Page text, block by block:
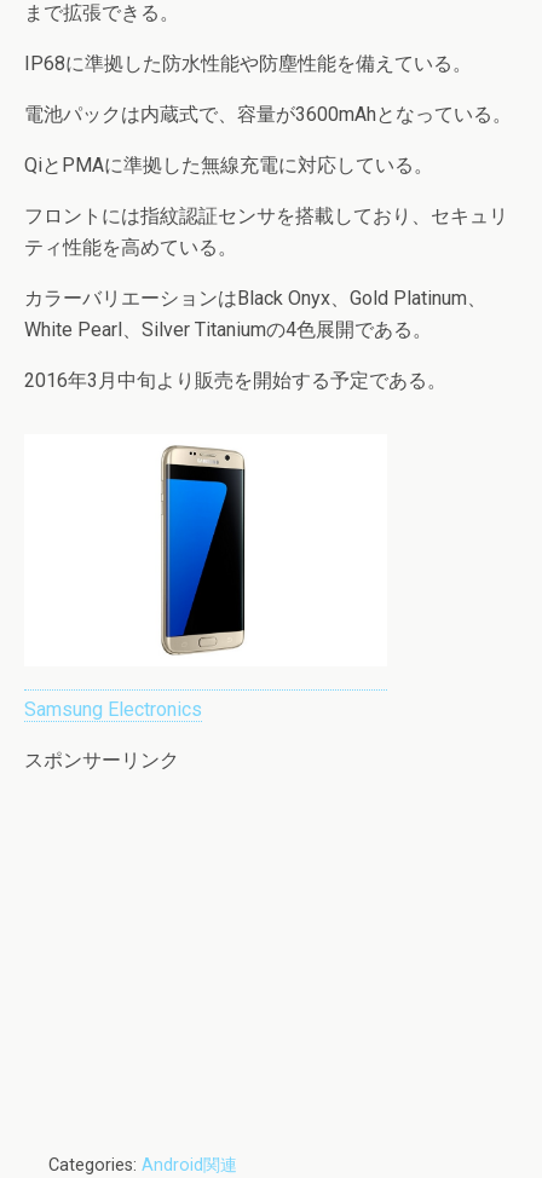
まで拡張できる。
IP68に準拠した防水性能や防塵性能を備えている。
電池パックは内蔵式で、容量が3600mAhとなっている。
QiとPMAに準拠した無線充電に対応している。
フロントには指紋認証センサを搭載しており、セキュリ
ティ性能を高めている。
カラーバリエーションはBlack Onyx、Gold Platinum、
White Pearl、Silver Titaniumの4色展開である。
2016年3月中旬より販売を開始する予定である。
Samsung Electronics
スポンサーリンク
Categories: Android関連